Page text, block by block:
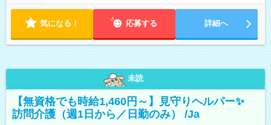
気になる！ 応募する 詳細へ
未読
【無資格でも時給1,460円～】見守りヘルパー✨
訪問介護（週1日から／日勤のみ） /Ja